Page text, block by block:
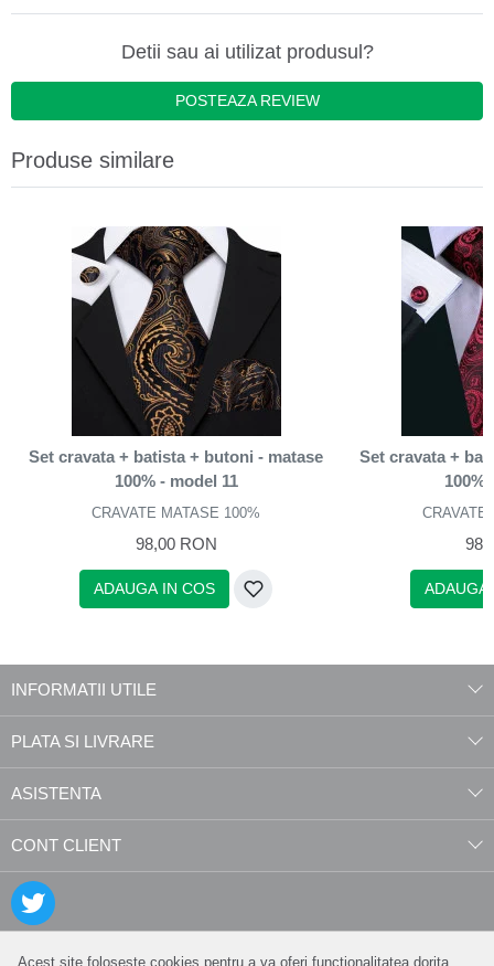
Acest site foloseste cookies pentru a va oferi functionalitatea dorita.
Detii sau ai utilizat produsul?
POSTEAZA REVIEW
Produse similare
Set cravata + batista + butoni - matase
100% - model 11
CRAVATE MATASE 100%
98,00 RON
ADAUGA IN COS
Set cravata +
100%
CRAVATE
ADAUGA
INFORMATII UTILE
PLATA SI LIVRARE
ASISTENTA
CONT CLIENT